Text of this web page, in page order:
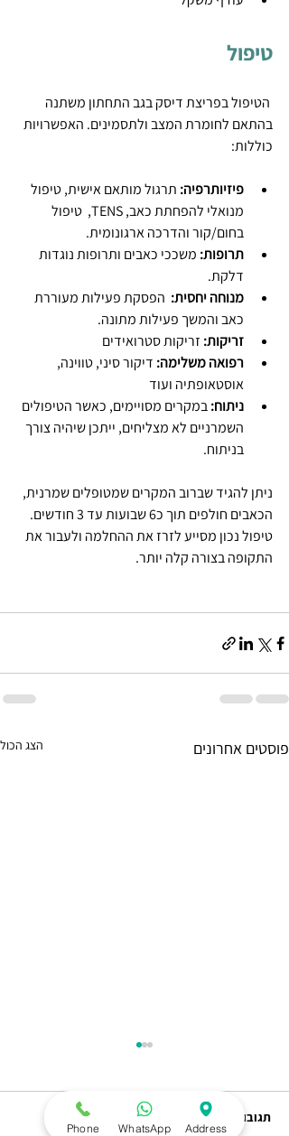
טיפול
הטיפול בפריצת דיסק בגב התחתון משתנה
בהתאם לחומרת המצב ולתסמינים. האפשרויות
כוללות:
פיזיותרפיה: תרגול מותאם אישית, טיפול
מנואלי להפחתת כאב, TENS,  טיפול
בחום/קור והדרכה ארגונומית.
תרופות: משככי כאבים ותרופות נוגדות
דלקת.
מנוחה יחסית: הפסקת פעילות מעוררת
כאב והמשך פעילות מתונה.
זריקות: זריקות סטרואידים
רפואה משלימה: דיקור סיני, טווינה,
אוסטאופתיה ועוד
ניתוח: במקרים מסויימים, כאשר הטיפולים
השמרניים לא מצליחים, ייתכן שיהיה צורך
בניתוח.
ניתן להגיד שברוב המקרים שמטופלים שמרנית,
הכאבים חולפים תוך כ6 שבועות עד 3 חודשים.
טיפול נכון מסייע לזרז את ההחלמה ולעבור את
התקופה בצורה קלה יותר.
פוסטים אחרונים הצג הכול
תגובות
Phone WhatsApp Address